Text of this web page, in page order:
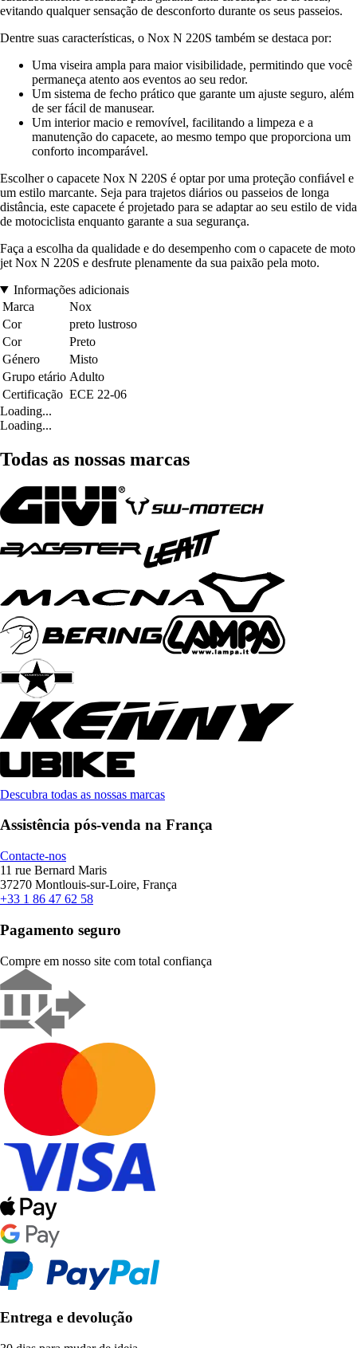
evitando qualquer sensação de desconforto durante os seus passeios.
Dentre suas características, o Nox N 220S também se destaca por:
Uma viseira ampla para maior visibilidade, permitindo que você
permaneça atento aos eventos ao seu redor.
Um sistema de fecho prático que garante um ajuste seguro, além
de ser fácil de manusear.
Um interior macio e removível, facilitando a limpeza e a
manutenção do capacete, ao mesmo tempo que proporciona um
conforto incomparável.
Escolher o capacete Nox N 220S é optar por uma proteção confiável e
um estilo marcante. Seja para trajetos diários ou passeios de longa
distância, este capacete é projetado para se adaptar ao seu estilo de vida
de motociclista enquanto garante a sua segurança.
Faça a escolha da qualidade e do desempenho com o capacete de moto
jet Nox N 220S e desfrute plenamente da sua paixão pela moto.
Informações adicionais
Marca
Nox
Cor
preto lustroso
Cor
Preto
Género
Misto
Grupo etário Adulto
Certificação ECE 22-06
Loading...
Loading...
Todas as nossas marcas
Descubra todas as nossas marcas
Assistência pós-venda na França
Contacte-nos
11 rue Bernard Maris
37270 Montlouis-sur-Loire, França
+33 1 86 47 62 58
Pagamento seguro
Compre em nosso site com total confiança
Entrega e devolução